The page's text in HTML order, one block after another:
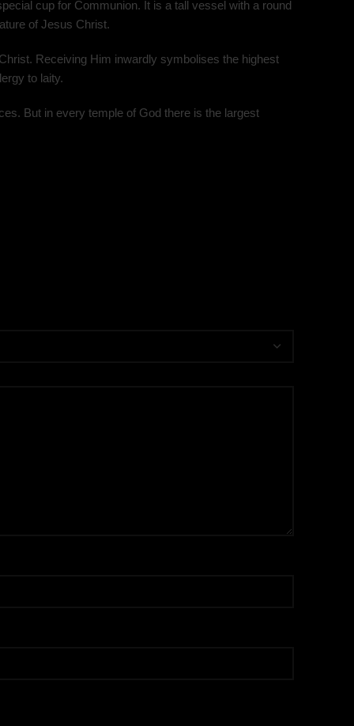
cup for Communion. It is a tall vessel with a round
of Jesus Christ.
Receiving Him inwardly symbolises the highest
to laity.
But in every temple of God there is the largest